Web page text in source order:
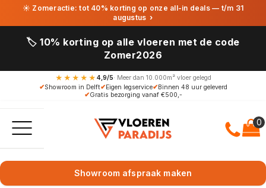
☀ Zomeractie: tot 40% korting op onze all-in deals — t/m 31
augustus ›
🏷️ 10% korting op alle vloeren met de code
Zomer2026
★★★★★ 4,9/5· Meer dan 10.000m² vloer gelegd
✔Showroom in Delft✔Eigen legservice✔Binnen 48 uur geleverd
✔Gratis bezorging vanaf €500,-
Showroom afspraak maken